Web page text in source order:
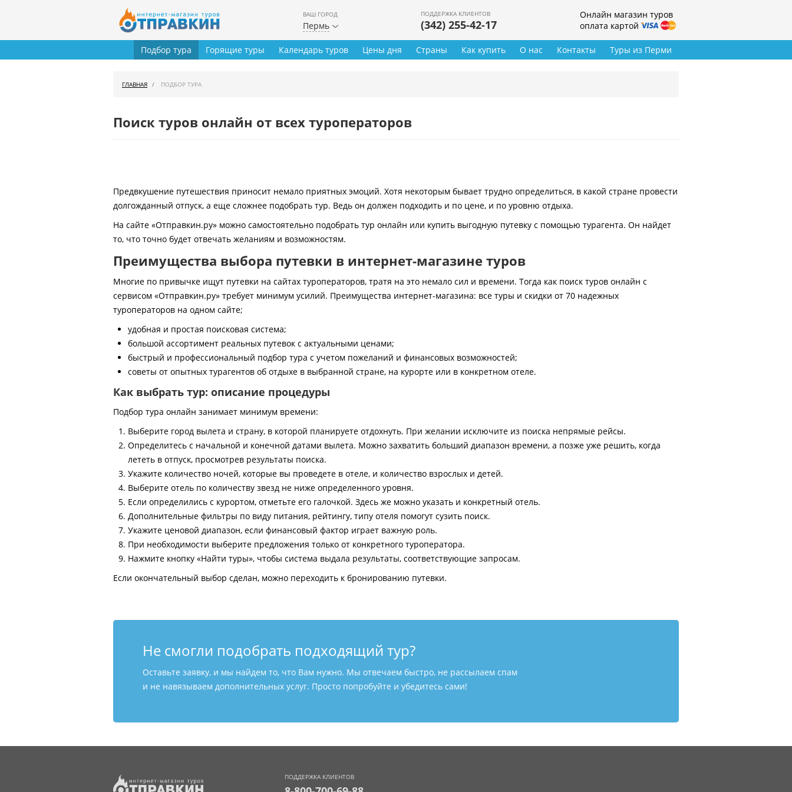
ВАШ ГОРОД
Пермь
ПОДДЕРЖКА КЛИЕНТОВ
(342) 255-42-17
Онлайн магазин туров
оплата картой
Туры из Перми
Подбор тура Горящие туры Календарь туров Цены дня Страны Как купить О нас Контакты
ГЛАВНАЯ ПОДБОР ТУРА
Поиск туров онлайн от всех туроператоров
Предвкушение путешествия приносит немало приятных эмоций. Хотя некоторым бывает трудно определиться, в какой стране провести
долгожданный отпуск, а еще сложнее подобрать тур. Ведь он должен подходить и по цене, и по уровню отдыха.
На сайте «Отправкин.ру» можно самостоятельно подобрать тур онлайн или купить выгодную путевку с помощью турагента. Он найдет
то, что точно будет отвечать желаниям и возможностям.
Преимущества выбора путевки в интернет-магазине туров
Многие по привычке ищут путевки на сайтах туроператоров, тратя на это немало сил и времени. Тогда как поиск туров онлайн с
сервисом «Отправкин.ру» требует минимум усилий. Преимущества интернет-магазина: все туры и скидки от 70 надежных
туроператоров на одном сайте;
удобная и простая поисковая система;
большой ассортимент реальных путевок с актуальными ценами;
быстрый и профессиональный подбор тура с учетом пожеланий и финансовых возможностей;
советы от опытных турагентов об отдыхе в выбранной стране, на курорте или в конкретном отеле.
Как выбрать тур: описание процедуры
Подбор тура онлайн занимает минимум времени:
Выберите город вылета и страну, в которой планируете отдохнуть. При желании исключите из поиска непрямые рейсы.
Определитесь с начальной и конечной датами вылета. Можно захватить больший диапазон времени, а позже уже решить, когда
лететь в отпуск, просмотрев результаты поиска.
Укажите количество ночей, которые вы проведете в отеле, и количество взрослых и детей.
Выберите отель по количеству звезд не ниже определенного уровня.
Если определились с курортом, отметьте его галочкой. Здесь же можно указать и конкретный отель.
Дополнительные фильтры по виду питания, рейтингу, типу отеля помогут сузить поиск.
Укажите ценовой диапазон, если финансовый фактор играет важную роль.
При необходимости выберите предложения только от конкретного туроператора.
Нажмите кнопку «Найти туры», чтобы система выдала результаты, соответствующие запросам.
Если окончательный выбор сделан, можно переходить к бронированию путевки.
Не смогли подобрать подходящий тур?
Оставьте заявку, и мы найдем то, что Вам нужно. Мы отвечаем быстро, не рассылаем спам
и не навязываем дополнительных услуг. Просто попробуйте и убедитесь сами!
ПОДДЕРЖКА КЛИЕНТОВ